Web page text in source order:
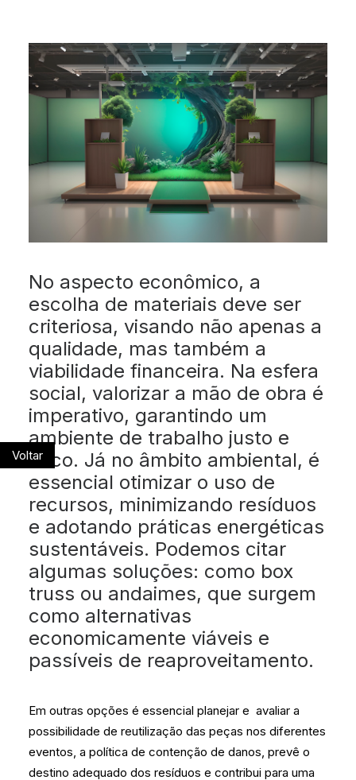
No aspecto econômico, a
escolha de materiais deve ser
criteriosa, visando não apenas a
qualidade, mas também a
viabilidade financeira. Na esfera
social, valorizar a mão de obra é
imperativo, garantindo um
ambiente de trabalho justo e
ético. Já no âmbito ambiental, é
essencial otimizar o uso de
recursos, minimizando resíduos
e adotando práticas energéticas
sustentáveis. Podemos citar
algumas soluções: como box
truss ou andaimes, que surgem
como alternativas
economicamente viáveis e
passíveis de reaproveitamento.
Em outras opções é essencial planejar e avaliar a
possibilidade de reutilização das peças nos diferentes
eventos, a política de contenção de danos, prevê o
destino adequado dos resíduos e contribui para uma
Voltar